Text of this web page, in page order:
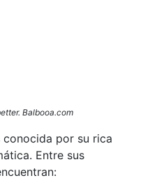
Balbooa.com
conocida por su rica
Entre sus